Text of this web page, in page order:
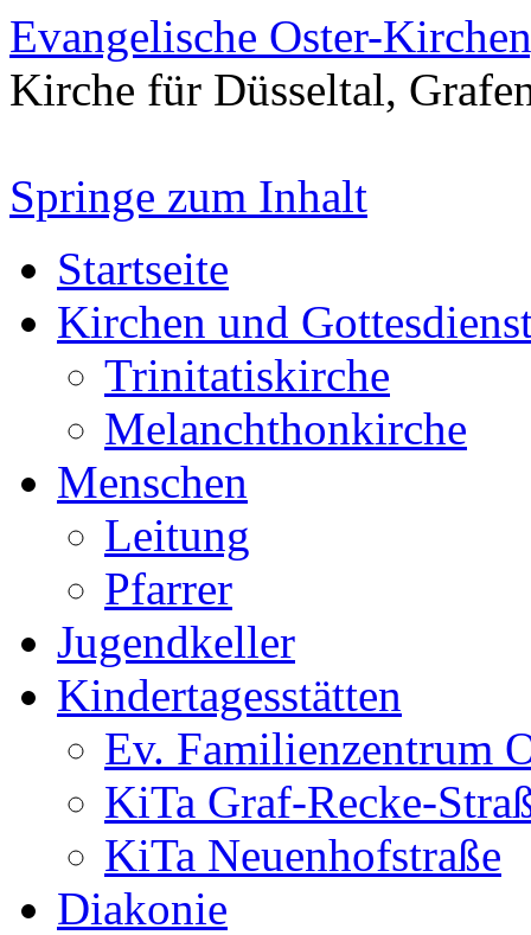
Evangelische Oster-
Kirche für Düsseltal,
Springe zum Inhalt
Startseite
Kirchen und
Trinitatiskirche
Melanchthonkirche
Menschen
Leitung
Pfarrer
Jugendkeller
Kindertagesstätten
Ev. Familienzentrum
KiTa Graf-Recke-
KiTa Neuenhofstraße
Diakonie